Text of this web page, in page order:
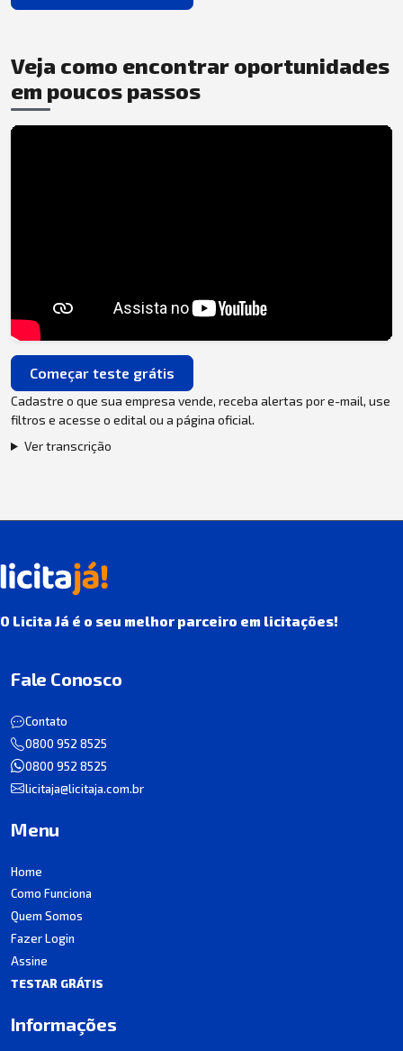
Veja como encontrar oportunidades
em poucos passos
Começar teste grátis
Cadastre o que sua empresa vende, receba alertas por e-mail, use
filtros e acesse o edital ou a página oficial.
Ver transcrição
O Licita Já é o seu melhor parceiro em licitações!
Fale Conosco
Contato
0800 952 8525
0800 952 8525
licitaja@licitaja.com.br
Menu
Home
Como Funciona
Quem Somos
Fazer Login
Assine
TESTAR GRÁTIS
Informações